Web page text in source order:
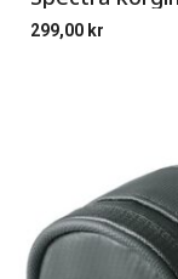
299,00 kr